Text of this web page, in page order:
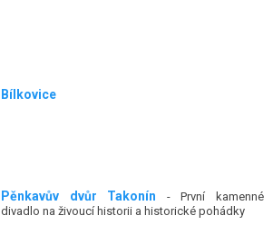
Bílkovice
Pěnkavův dvůr Takonín - První kamenné
divadlo na živoucí historii a historické pohádky